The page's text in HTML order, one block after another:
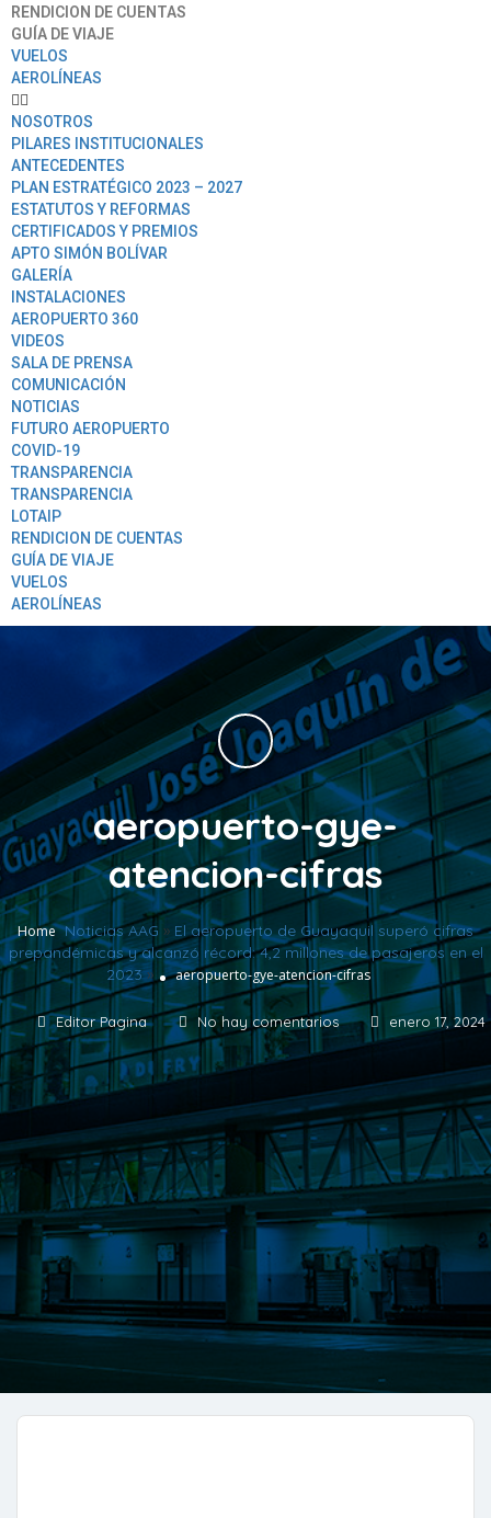
RENDICION DE CUENTAS
GUÍA DE VIAJE
VUELOS
AEROLÍNEAS
NOSOTROS
PILARES INSTITUCIONALES
ANTECEDENTES
PLAN ESTRATÉGICO 2023 – 2027
ESTATUTOS Y REFORMAS
CERTIFICADOS Y PREMIOS
APTO SIMÓN BOLÍVAR
GALERÍA
INSTALACIONES
AEROPUERTO 360
VIDEOS
SALA DE PRENSA
COMUNICACIÓN
NOTICIAS
FUTURO AEROPUERTO
COVID-19
TRANSPARENCIA
TRANSPARENCIA
LOTAIP
RENDICION DE CUENTAS
GUÍA DE VIAJE
VUELOS
AEROLÍNEAS
aeropuerto-gye-
atencion-cifras
Home Noticias AAG » El aeropuerto de Guayaquil superó cifras
prepandémicas y alcanzó récord: 4,2 millones de pasajeros en el
2023» aeropuerto-gye-atencion-cifras
Editor Pagina No hay comentarios enero 17, 2024